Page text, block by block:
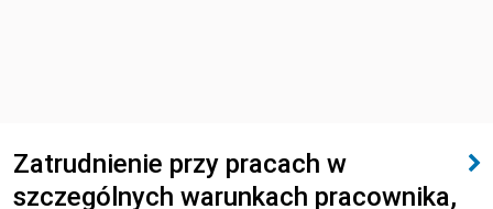
Zatrudnienie przy pracach w
szczególnych warunkach pracownika,